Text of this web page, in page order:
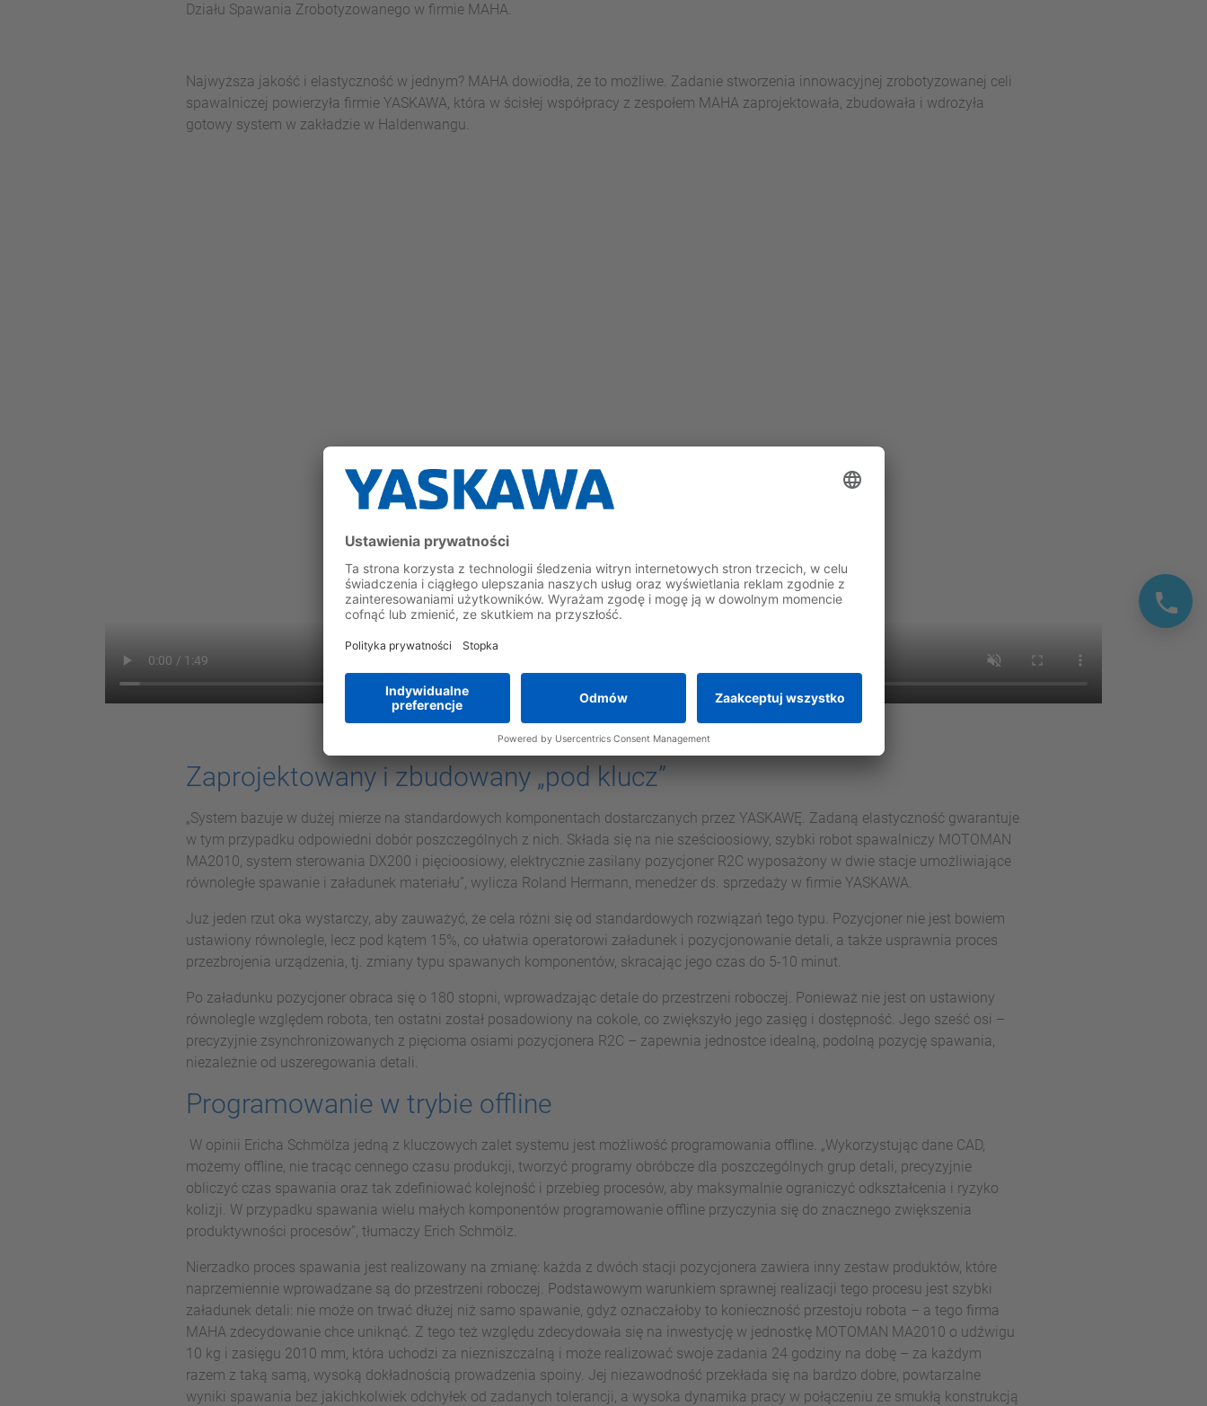
Działu Spawania Zrobotyzowanego w firmie MAHA.
Najwyższa jakość i elastyczność w jednym? MAHA dowiodła, że to możliwe. Zadanie stworzenia innowacyjnej zrobotyzowanej celi
spawalniczej powierzyła firmie YASKAWA, która w ścisłej współpracy z zespołem MAHA zaprojektowała, zbudowała i wdrożyła
gotowy system w zakładzie w Haldenwangu.
Zaprojektowany i zbudowany „pod klucz”
„System bazuje w dużej mierze na standardowych komponentach dostarczanych przez YASKAWĘ. Zadaną elastyczność gwarantuje
w tym przypadku odpowiedni dobór poszczególnych z nich. Składa się na nie sześcioosiowy, szybki robot spawalniczy MOTOMAN
MA2010, system sterowania DX200 i pięcioosiowy, elektrycznie zasilany pozycjoner R2C wyposażony w dwie stacje umożliwiające
równoległe spawanie i załadunek materiału”, wylicza Roland Hermann, menedżer ds. sprzedaży w firmie YASKAWA.
Już jeden rzut oka wystarczy, aby zauważyć, że cela różni się od standardowych rozwiązań tego typu. Pozycjoner nie jest bowiem
ustawiony równolegle, lecz pod kątem 15%, co ułatwia operatorowi załadunek i pozycjonowanie detali, a także usprawnia proces
przezbrojenia urządzenia, tj. zmiany typu spawanych komponentów, skracając jego czas do 5-10 minut.
Po załadunku pozycjoner obraca się o 180 stopni, wprowadzając detale do przestrzeni roboczej. Ponieważ nie jest on ustawiony
równolegle względem robota, ten ostatni został posadowiony na cokole, co zwiększyło jego zasięg i dostępność. Jego sześć osi –
precyzyjnie zsynchronizowanych z pięcioma osiami pozycjonera R2C – zapewnia jednostce idealną, podolną pozycję spawania,
niezależnie od uszeregowania detali.
Programowanie w trybie offline
W opinii Ericha Schmölza jedną z kluczowych zalet systemu jest możliwość programowania offline. „Wykorzystując dane CAD,
możemy offline, nie tracąc cennego czasu produkcji, tworzyć programy obróbcze dla poszczególnych grup detali, precyzyjnie
obliczyć czas spawania oraz tak zdefiniować kolejność i przebieg procesów, aby maksymalnie ograniczyć odkształcenia i ryzyko
kolizji. W przypadku spawania wielu małych komponentów programowanie offline przyczynia się do znacznego zwiększenia
produktywności procesów”, tłumaczy Erich Schmölz.
Nierzadko proces spawania jest realizowany na zmianę: każda z dwóch stacji pozycjonera zawiera inny zestaw produktów, które
naprzemiennie wprowadzane są do przestrzeni roboczej. Podstawowym warunkiem sprawnej realizacji tego procesu jest szybki
załadunek detali: nie może on trwać dłużej niż samo spawanie, gdyż oznaczałoby to konieczność przestoju robota – a tego firma
MAHA zdecydowanie chce uniknąć. Z tego też względu zdecydowała się na inwestycję w jednostkę MOTOMAN MA2010 o udźwigu
10 kg i zasięgu 2010 mm, która uchodzi za niezniszczalną i może realizować swoje zadania 24 godziny na dobę – za każdym
razem z taką samą, wysoką dokładnością prowadzenia spoiny. Jej niezawodność przekłada się na bardzo dobre, powtarzalne
wyniki spawania bez jakichkolwiek odchyłek od zadanych tolerancji, a wysoka dynamika pracy w połączeniu ze smukłą konstrukcją